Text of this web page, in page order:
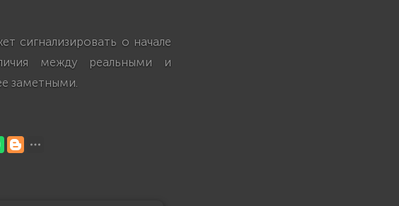
сигнализировать о начале
между реальными и
заметными.